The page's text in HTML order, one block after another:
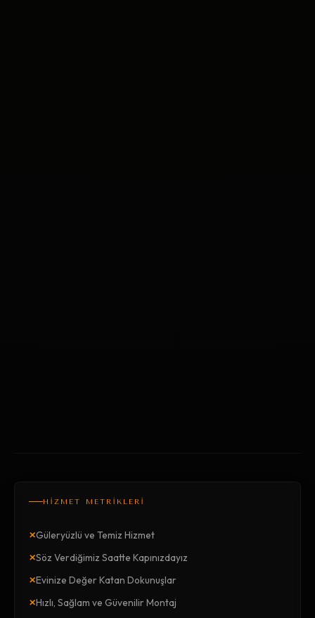
HİZMET METRİKLERİ
×Güleryüzlü ve Temiz Hizmet
×Söz Verdiğimiz Saatte Kapınızdayız
×Evinize Değer Katan Dokunuşlar
×Hızlı, Sağlam ve Güvenilir Montaj